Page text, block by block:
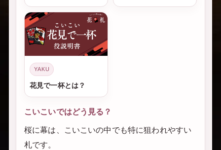
YAKU
花見で一杯とは？
こいこいではどう見る？
桜に幕は、こいこいの中でも特に狙われやすい
札です。